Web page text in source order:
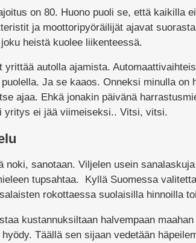
on 80. Huono puoli se, että kaikilla
ja moottoripyöräilijät ajavat
heistä kuolee liikenteessä.
yrittää autolla ajamista.
Ja se kaaos. Onneksi minulla on
ajaa. Ehkä jonakin päivänä
yritys ei jää viimeiseksi.. Vitsi, vitsi.
noki, sanotaan. Viljelen usein
tupsahtaa. Kyllä Suomessa
rokottaessa suolaisilla hinnoilla
kustannuksiltaan halvempaan
Täällä sen sijaan vedetään